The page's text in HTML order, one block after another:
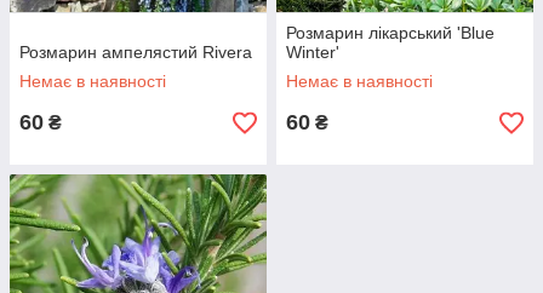
Розмарин ампелястий Rivera
Немає в наявності
60 ₴
Розмарин лікарський 'Blue
Winter'
Немає в наявності
60 ₴